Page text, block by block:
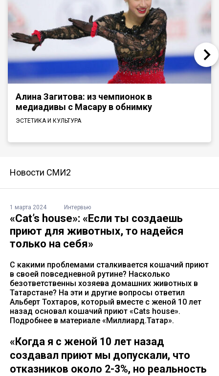
Алина Загитова: из чемпионок в
медиадивы с Масару в обнимку
ЭСТЕТИКА И КУЛЬТУРА
Новости СМИ2
1 марта 2024 Интервью
«Cat’s house»: «Если ты создаешь
приют для животных, то надейся
только на себя»
С какими проблемами сталкивается кошачий приют
в своей повседневной рутине? Насколько
безответственны хозяева домашних животных в
Татарстане? На эти и другие вопросы ответил
Альберт Тохтаров, который вместе с женой 10 лет
назад основал кошачий приют «Cats house».
Подробнее в материале «Миллиард.Татар».
«Когда я с женой 10 лет назад
создавал приют мы допускали, что
отказников около 2-3%, но реальность